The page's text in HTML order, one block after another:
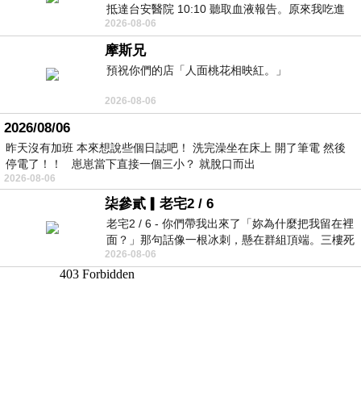
抵達台安醫院 10:10 聽取血液報告。原來我吃進
去的 B12 彌可保並非沒有吸收而是超
2026-08-06
摩斯兄
預祝你們的店「人面桃花相映紅。」
2026-08-06
2026/08/06
昨天沒有加班 本來想說些個日誌吧！ 洗完澡坐在床上 開了筆電 然後
停電了！！ 崽崽當下直接一個三小？ 就脫口而出
2026-08-06
柒參貳▎老宅2 / 6
老宅2 / 6 - 你們帶我出來了「妳為什麼把我留在裡
面？」那句話像一根冰刺，懸在群組頂端。三樓死
死盯著照片裡的人。那個人確實站在
2026-08-06